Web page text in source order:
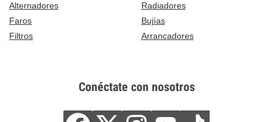
Alternadores
Radiadores
Faros
Bujías
Filtros
Arrancadores
Conéctate con nosotros